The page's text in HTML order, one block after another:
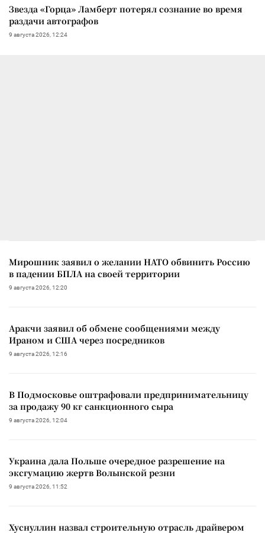
Звезда «Горца» Ламберт потерял сознание во время
раздачи автографов
9 августа 2026, 12:24
Мирошник заявил о желании НАТО обвинить Россию
в падении БПЛА на своей территории
9 августа 2026, 12:20
Аракчи заявил об обмене сообщениями между
Ираном и США через посредников
9 августа 2026, 12:16
В Подмосковье оштрафовали предпринимательницу
за продажу 90 кг санкционного сыра
9 августа 2026, 12:04
Украина дала Польше очередное разрешение на
эксгумацию жертв Волынской резни
9 августа 2026, 11:52
Хуснуллин назвал строительную отрасль драйвером